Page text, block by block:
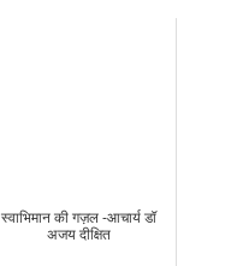
स्वाभिमान की गज़ल -आचार्य डॉ
अजय दीक्षित